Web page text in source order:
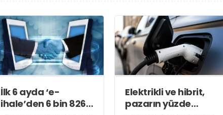
İlk 6 ayda ‘e-
ihale’den 6 bin 826
Elektrikli ve hibrit,
pazarın yüzde